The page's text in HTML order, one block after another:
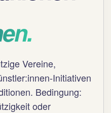
Vereine,
Initiativen
Bedingung:
oder